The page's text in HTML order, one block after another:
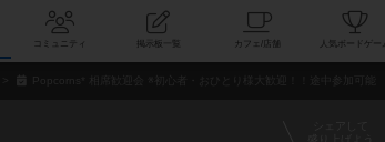
ボードゲーム会 コミュニティ 掲示板一覧 カフェ/店舗